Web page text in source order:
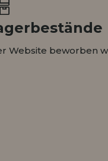
Website beworben